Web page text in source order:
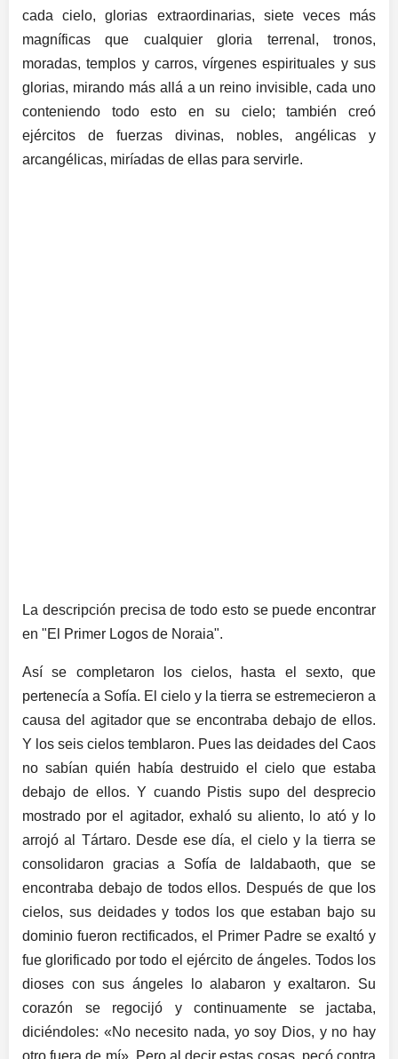
cada cielo, glorias extraordinarias, siete veces más
magníficas que cualquier gloria terrenal, tronos,
moradas, templos y carros, vírgenes espirituales y sus
glorias, mirando más allá a un reino invisible, cada uno
conteniendo todo esto en su cielo; también creó
ejércitos de fuerzas divinas, nobles, angélicas y
arcangélicas, miríadas de ellas para servirle.
La descripción precisa de todo esto se puede encontrar
en "El Primer Logos de Noraia".
Así se completaron los cielos, hasta el sexto, que
pertenecía a Sofía. El cielo y la tierra se estremecieron a
causa del agitador que se encontraba debajo de ellos.
Y los seis cielos temblaron. Pues las deidades del Caos
no sabían quién había destruido el cielo que estaba
debajo de ellos. Y cuando Pistis supo del desprecio
mostrado por el agitador, exhaló su aliento, lo ató y lo
arrojó al Tártaro. Desde ese día, el cielo y la tierra se
consolidaron gracias a Sofía de Ialdabaoth, que se
encontraba debajo de todos ellos. Después de que los
cielos, sus deidades y todos los que estaban bajo su
dominio fueron rectificados, el Primer Padre se exaltó y
fue glorificado por todo el ejército de ángeles. Todos los
dioses con sus ángeles lo alabaron y exaltaron. Su
corazón se regocijó y continuamente se jactaba,
diciéndoles: «No necesito nada, yo soy Dios, y no hay
otro fuera de mí». Pero al decir estas cosas, pecó contra